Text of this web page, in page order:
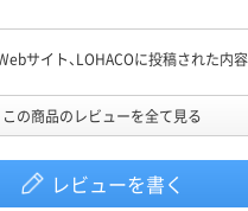
サイト、LOHACOに投稿された内容
この商品のレビューを全て見る
レビューを書く